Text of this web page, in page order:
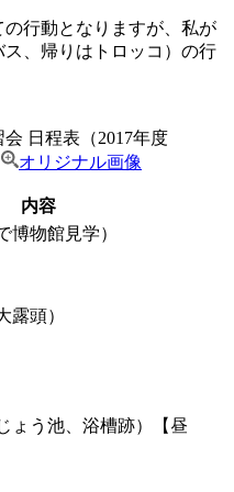
の行動となりますが、私が
、帰りはトロッコ）の行
日程表（2017年度
オリジナル画像
内容
博物館見学）
露頭）
ょう池、浴槽跡）【昼